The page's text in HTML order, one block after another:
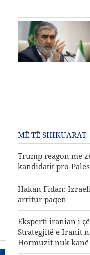
MË TË SHIKUARAT
Trump reagon me
kandidatit pro-
Hakan Fidan:
arritur paqen
Eksperti iranian i
Strategjitë e Iranit
Hormuzit nuk